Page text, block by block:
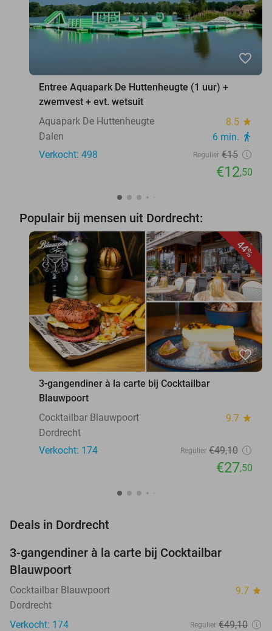
favorite_border
Entree Aquapark De Huttenheugte (1 uur) +
zwemvest + evt. wetsuit
Aquapark De Huttenheugte
8.5 star
Dalen 6 min. directions_walk
Verkocht: 498 Regulier €15
€12,50
Populair bij mensen uit Dordrecht:
44%
favorite_border
3-gangendiner à la carte bij Cocktailbar
Blauwpoort
Cocktailbar Blauwpoort
9.7 star
Dordrecht
Verkocht: 174
Regulier €49,10
€27,50
Deals in Dordrecht
3-gangendiner à la carte bij Cocktailbar
Blauwpoort
Cocktailbar Blauwpoort 9.7 star
Dordrecht
Verkocht: 174
Regulier €49,10